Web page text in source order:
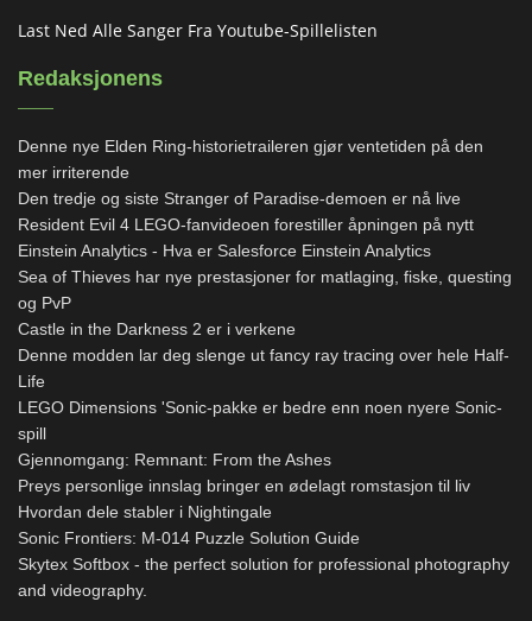
Last Ned Alle Sanger Fra Youtube-Spillelisten
Redaksjonens
Denne nye Elden Ring-historietraileren gjør ventetiden på den
mer irriterende
Den tredje og siste Stranger of Paradise-demoen er nå live
Resident Evil 4 LEGO-fanvideoen forestiller åpningen på nytt
Einstein Analytics - Hva er Salesforce Einstein Analytics
Sea of ​​Thieves har nye prestasjoner for matlaging, fiske, questing
og PvP
Castle in the Darkness 2 er i verkene
Denne modden lar deg slenge ut fancy ray tracing over hele Half-
Life
LEGO Dimensions 'Sonic-pakke er bedre enn noen nyere Sonic-
spill
Gjennomgang: Remnant: From the Ashes
Preys personlige innslag bringer en ødelagt romstasjon til liv
Hvordan dele stabler i Nightingale
Sonic Frontiers: M-014 Puzzle Solution Guide
Skytex Softbox - the perfect solution for professional photography
and videography.